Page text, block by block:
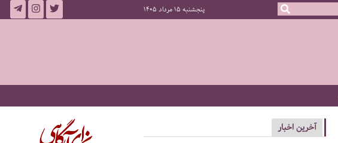
پنجشنبه 15 مرداد 1405
آخرین اخبار